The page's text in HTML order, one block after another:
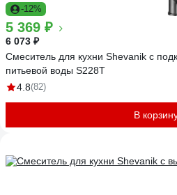
-12%
5 369 ₽
6 073 ₽
Смеситель для кухни Shevanik с
питьевой воды S228T
4.8(82)
В